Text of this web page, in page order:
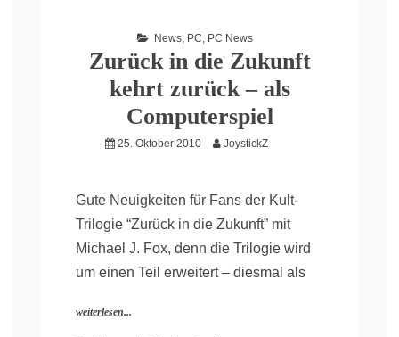
News PC PC News
Zurück in die Zukunft
kehrt zurück – als
Computerspiel
25. Oktober 2010 JoystickZ
Gute Neuigkeiten für Fans der Kult-
Trilogie “Zurück in die Zukunft” mit
Michael J. Fox, denn die Trilogie wird
um einen Teil erweitert – diesmal als
weiterlesen...